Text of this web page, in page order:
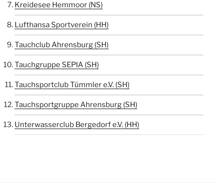
Kreidesee Hemmoor (NS)
Lufthansa Sportverein (HH)
Tauchclub Ahrensburg (SH)
Tauchgruppe SEPIA (SH)
Tauchsportclub Tümmler e.V. (SH)
Tauchsportgruppe Ahrensburg (SH)
Unterwasserclub Bergedorf e.V. (HH)